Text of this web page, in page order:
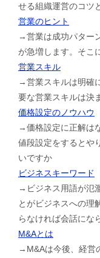
せる組織運営のコツ
営業のヒント
→営業は成功パター
が急増します。そこ
営業スキル
→営業スキルは明確
要な営業スキルは決
価格設定のノウハウ
→価格設定に正解は
値段設定をするとや
いですか
ビジネスキーワード
→ビジネス用語が氾
とがビジネスへの理
らなければ会話にな
M&Aとは
→M&Aは今後、経営